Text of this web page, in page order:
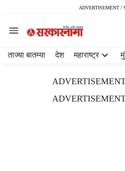
ADVERTISEMENT /
ताज्या बातम्या देश महाराष्ट्र